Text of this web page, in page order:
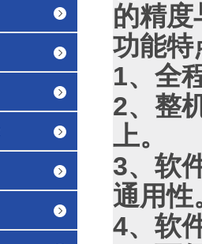
的精度
功能特
1、全
2、整
上。
3、软
通用性
4、软